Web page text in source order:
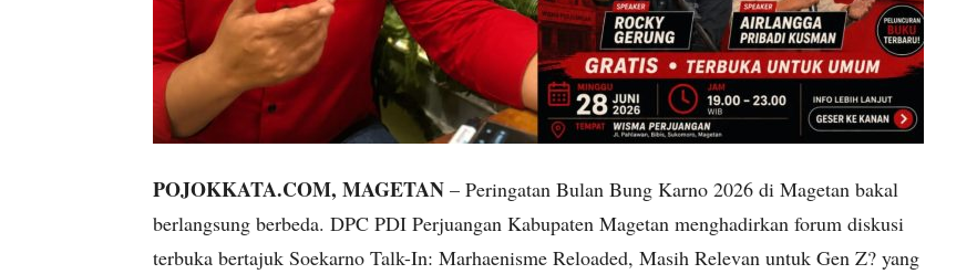
POJOKKATA.COM, MAGETAN – Peringatan Bulan Bung Karno 2026 di Magetan bakal
berlangsung berbeda. DPC PDI Perjuangan Kabupaten Magetan menghadirkan forum diskusi
terbuka bertajuk Soekarno Talk-In: Marhaenisme Reloaded, Masih Relevan untuk Gen Z? yang